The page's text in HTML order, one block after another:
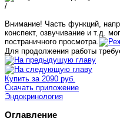
/
Внимание! Часть функций,
конспект, озвучивание и т.д.
постраничного просмотра.
Для продолжения работы
Купить за 2090 руб.
Скачать приложение
Эндокринология
Оглавление